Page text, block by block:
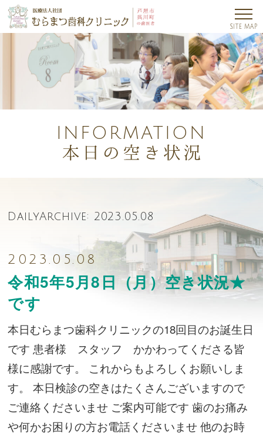
INFORMATION
DailyArchive: 2023.05.08
2023.05.08
令和5年5月8日（月）空き状況★
です
本日むらまつ歯科クリニックの18回目のお誕生日
です 患者様 スタッフ かかわってくださる皆
様に感謝です。 これからもよろしくお願いしま
す。 本日検診の空きはたくさんございますので
ご連絡くださいませ ご案内可能です 歯のお痛み
や何かお困りの方お電話くださいませ 他のお時